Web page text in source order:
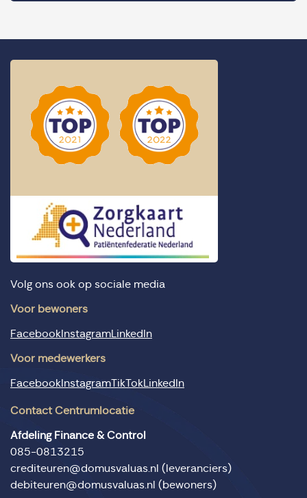
Volg ons ook op sociale media
Voor bewoners
FacebookInstagramLinkedIn
Voor medewerkers
FacebookInstagramTikTokLinkedIn
Contact Centrumlocatie
Afdeling Finance & Control
085-0813215
crediteuren@domusvaluas.nl (leveranciers)
debiteuren@domusvaluas.nl (bewoners)